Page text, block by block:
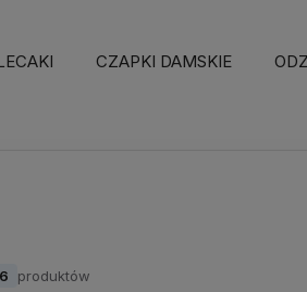
CZAPKI DAMSKIE
6 produktów